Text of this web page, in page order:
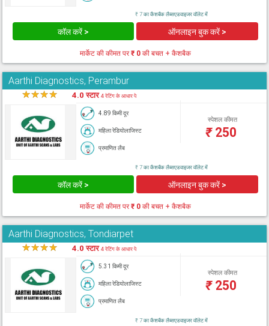
₹ 7 का कैशबैक लैब्सएडवाइजर वॉलेट में
कॉल करें > ऑनलाइन बुक करें >
मार्केट की कीमत पर₹ 0की बचत + कैशबैक
Aarthi Diagnostics, Perambur
★★★★ 4.0 स्टार4 रेटिंग के आधार पे
4.89 किमी दूर
महिला रेडियोलाजिस्ट
प्रमाणित लैब
स्पेशल कीमत
₹250
₹ 7 का कैशबैक लैब्सएडवाइजर वॉलेट में
कॉल करें > ऑनलाइन बुक करें >
मार्केट की कीमत पर₹ 0की बचत + कैशबैक
Aarthi Diagnostics, Tondiarpet
★★★★ 4.0 स्टार4 रेटिंग के आधार पे
5.31 किमी दूर
महिला रेडियोलाजिस्ट
प्रमाणित लैब
स्पेशल कीमत
₹250
₹ 7 का कैशबैक लैब्सएडवाइजर वॉलेट में